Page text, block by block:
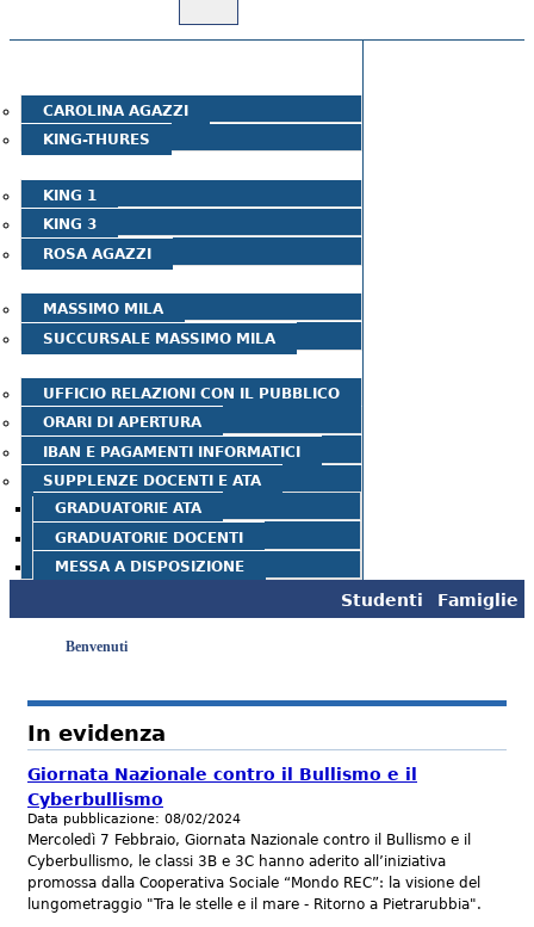
CAROLINA AGAZZI
KING-THURES
KING 1
KING 3
ROSA AGAZZI
MASSIMO MILA
SUCCURSALE MASSIMO MILA
UFFICIO RELAZIONI CON IL PUBBLICO
ORARI DI APERTURA
IBAN E PAGAMENTI INFORMATICI
SUPPLENZE DOCENTI E ATA
GRADUATORIE ATA
GRADUATORIE DOCENTI
MESSA A DISPOSIZIONE
Famiglie
Studenti
Benvenuti
In evidenza
Giornata Nazionale contro il Bullismo e il
Cyberbullismo
Data pubblicazione: 08/02/2024
Mercoledì 7 Febbraio, Giornata Nazionale contro il Bullismo e il
Cyberbullismo, le classi 3B e 3C hanno aderito all’iniziativa
promossa dalla Cooperativa Sociale “Mondo REC”: la visione del
lungometraggio "Tra le stelle e il mare - Ritorno a Pietrarubbia".